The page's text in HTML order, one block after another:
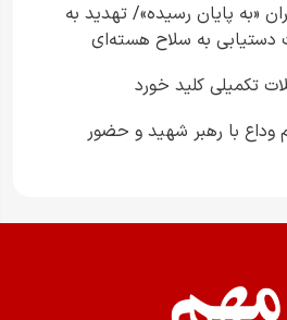
«به پایان رسیده»/ تهدید به
به سلاح هسته‌ای
تکمیلی کلید خورد
وداع با رهبر شهید و حضور